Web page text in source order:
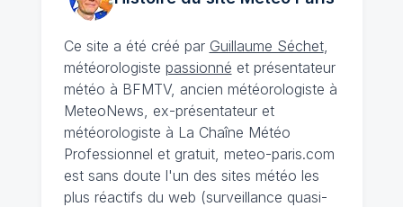
Ce site a été créé par Guillaume Séchet,
météorologiste passionné et présentateur
météo à BFMTV, ancien météorologiste à
MeteoNews, ex-présentateur et
météorologiste à La Chaîne Météo
Professionnel et gratuit, meteo-paris.com
est sans doute l'un des sites météo les
plus réactifs du web (surveillance quasi-